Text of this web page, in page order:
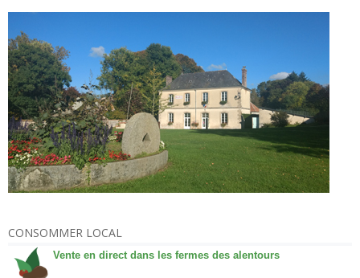
CONSOMMER LOCAL
Vente en direct dans les fermes des alentours